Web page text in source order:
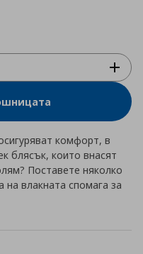
комфорт, в
блясък, които внасят
Поставете няколко
на влакната спомага за